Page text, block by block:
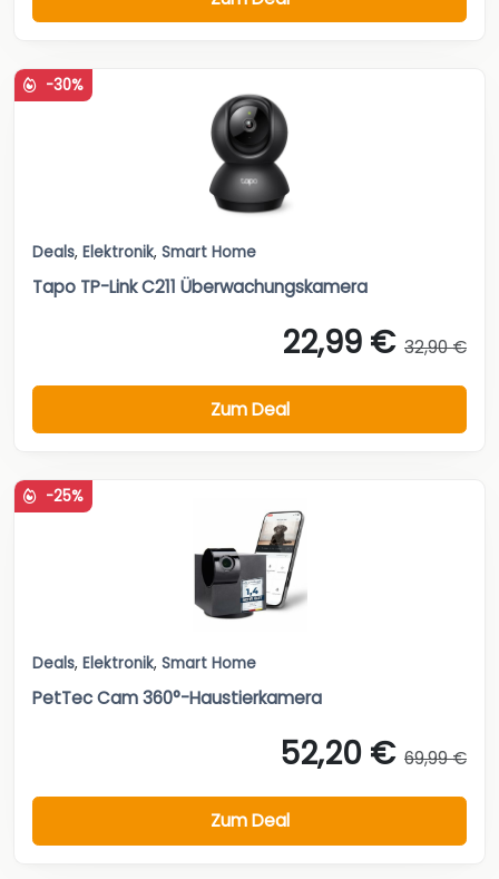
-30%
Deals, Elektronik, Smart Home
Tapo TP-Link C211 Überwachungskamera
22,99 € 32,90 €
Zum Deal
-25%
Deals, Elektronik, Smart Home
PetTec Cam 360°-Haustierkamera
52,20 € 69,99 €
Zum Deal